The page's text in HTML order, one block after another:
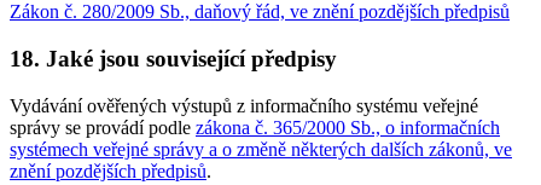
Zákon č. 280/2009 Sb., daňový řád, ve znění pozdějších předpisů
18. Jaké jsou související předpisy
Vydávání ověřených výstupů z informačního systému veřejné
správy se provádí podle zákona č. 365/2000 Sb., o informačních
systémech veřejné správy a o změně některých dalších zákonů, ve
znění pozdějších předpisů.